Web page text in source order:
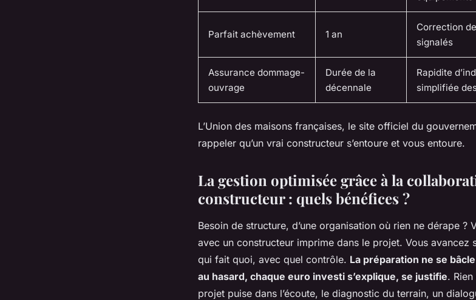
Parfait achèvement 1 an
Correction
signalés
Assurance dommage-
ouvrage
Durée de la
décennale
Rapidite
simplifiée
L’Union des maisons françaises, le site officiel du
rappeler qu’un vrai constructeur s’entoure et vous entoure.
La gestion optimisée grâce à la
constructeur : quels bénéfices ?
Besoin de structure, d’une organisation où rien ne dérape ?
avec un constructeur imprime dans le projet. Vous avancez
qui fait quoi, avec quel contrôle. La préparation ne se
au hasard, chaque euro investi s’explique, se justifie.
projet puise dans l’écoute, le diagnostic du terrain, un